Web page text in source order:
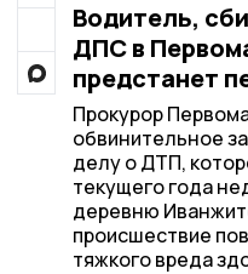
Водитель,
ДПС в
предстанет
Прокурор
обвинительное
делу о ДТП,
текущего года
деревню
происшествие
тяжкого вреда